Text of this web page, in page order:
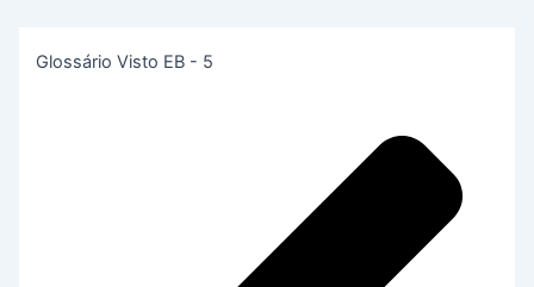
Glossário Visto EB - 5